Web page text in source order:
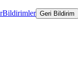
Bildirimler Geri Bildirim